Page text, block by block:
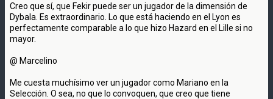
Creo que sí, que Fekir puede ser un jugador de la dimensión de
Dybala. Es extraordinario. Lo que está haciendo en el Lyon es
perfectamente comparable a lo que hizo Hazard en el Lille si no
mayor.
@ Marcelino
Me cuesta muchísimo ver un jugador como Mariano en la
Selección. O sea, no que lo convoquen, que creo que tiene